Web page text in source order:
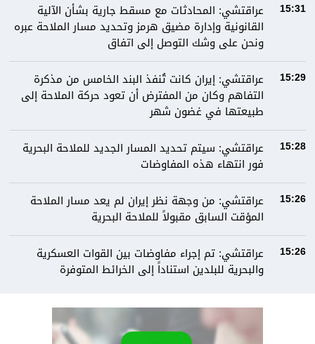
15:31
عراقتشي: المحادثات مع مسقط جارية بشأن الآلية
القانونية وإدارة مضيق هرمز وتحديد مسار الملاحة عبره
ونحن على وشك التوصل إلى اتفاق
15:29
عراقتشي: إيران كانت تُنفذ البند الخامس من مذكرة
التفاهم وكان من المفترض أن تعود حركة الملاحة إلى
طبيعتها في غضون شهر
15:28
عراقتشي: سيتم تحديد المسار الجديد للملاحة البحرية
فور انتهاء هذه المفاوضات
15:26
عراقتشي: من وجهة نظر إيران لم يعد مسار الملاحة
المؤقت السابق مقبولاً للملاحة البحرية
15:26
عراقتشي: تم إجراء مفاوضات بين القوات العسكرية
والبحرية للبلدين استناداً إلى الخرائط المتوفرة